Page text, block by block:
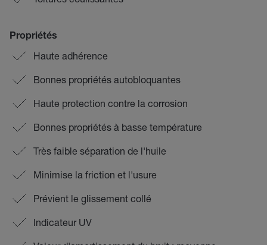
Propriétés
Haute adhérence
Bonnes propriétés autobloquantes
Haute protection contre la corrosion
Bonnes propriétés à basse température
Très faible séparation de l'huile
Minimise la friction et l'usure
Prévient le glissement collé
Indicateur UV